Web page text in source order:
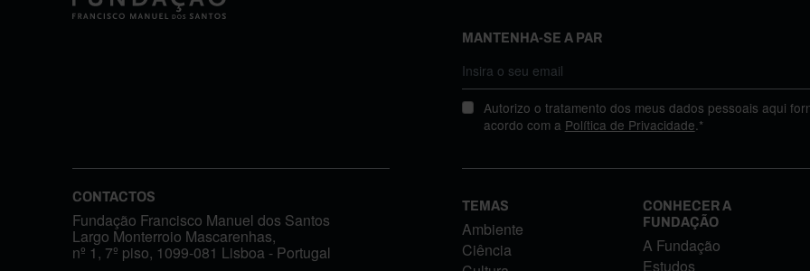
MANTENHA-SE A PAR
Autorizo o tratamento dos meus dados pessoais aqui
acordo com a Política de Privacidade.*
CONTACTOS
Fundação Francisco Manuel dos Santos
Largo Monterroio Mascarenhas,
nº 1, 7º piso, 1099-081 Lisboa - Portugal
TEMAS
Ambiente
Ciência
CONHECER A
FUNDAÇÃO
A Fundação
Estudos